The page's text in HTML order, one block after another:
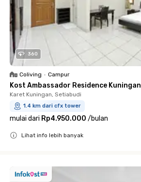
360
Coliving • Campur
Kost Ambassador Residence Kuningan
Karet Kuningan, Setiabudi
1.4 km dari cfx tower
mulai dari Rp4.950.000 /bulan
Lihat info lebih banyak